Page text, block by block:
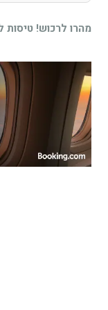
מהרו לרכוש! טיסות